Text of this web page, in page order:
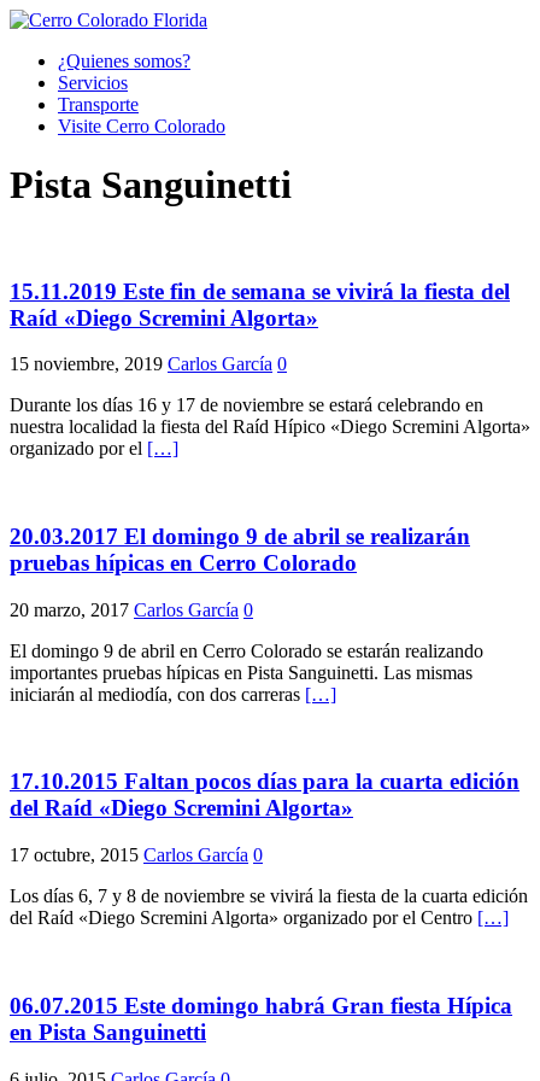
¿Quienes somos?
Servicios
Transporte
Visite Cerro Colorado
Pista Sanguinetti
15.11.2019 Este fin de semana se vivirá la fiesta del
Raíd «Diego Scremini Algorta»
15 noviembre, 2019 Carlos García 0
Durante los días 16 y 17 de noviembre se estará celebrando en
nuestra localidad la fiesta del Raíd Hípico «Diego Scremini Algorta»
organizado por el […]
20.03.2017 El domingo 9 de abril se realizarán
pruebas hípicas en Cerro Colorado
20 marzo, 2017 Carlos García 0
El domingo 9 de abril en Cerro Colorado se estarán realizando
importantes pruebas hípicas en Pista Sanguinetti. Las mismas
iniciarán al mediodía, con dos carreras […]
17.10.2015 Faltan pocos días para la cuarta edición
del Raíd «Diego Scremini Algorta»
17 octubre, 2015 Carlos García 0
Los días 6, 7 y 8 de noviembre se vivirá la fiesta de la cuarta edición
del Raíd «Diego Scremini Algorta» organizado por el Centro […]
06.07.2015 Este domingo habrá Gran fiesta Hípica
en Pista Sanguinetti